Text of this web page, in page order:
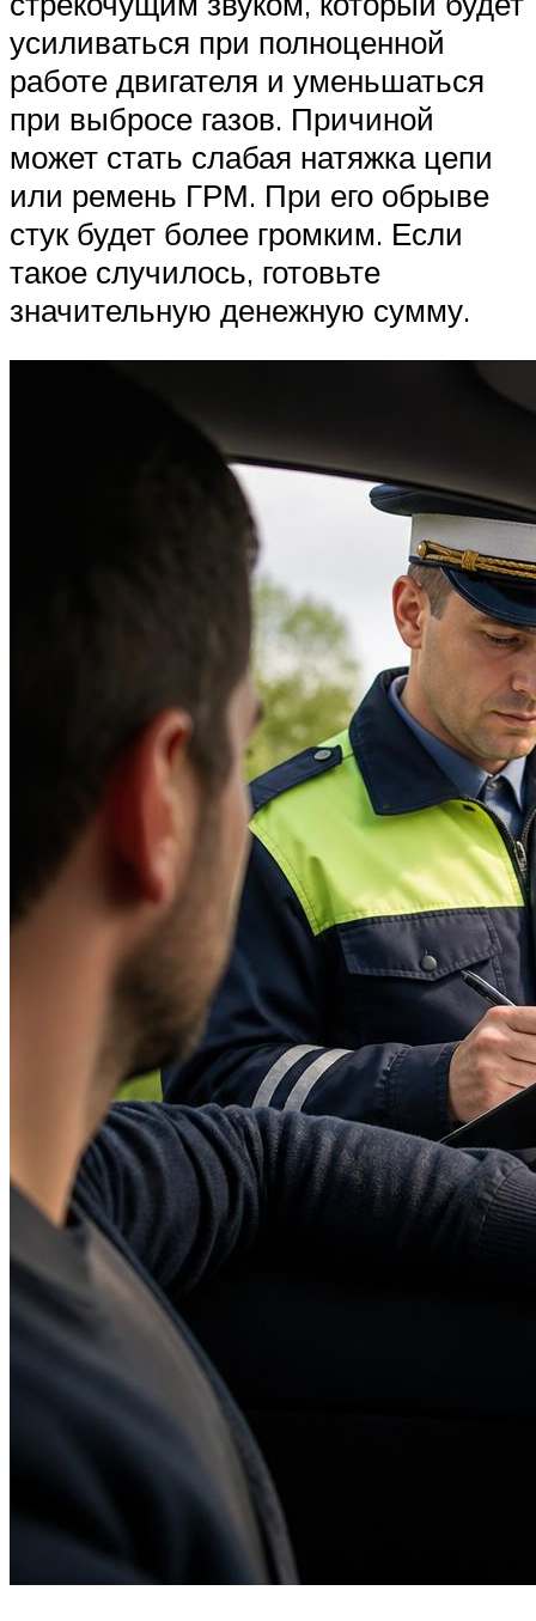
усиливаться при полноценной
работе двигателя и уменьшаться
при выбросе газов. Причиной
может стать слабая натяжка цепи
или ремень ГРМ. При его обрыве
стук будет более громким. Если
такое случилось, готовьте
значительную денежную сумму.